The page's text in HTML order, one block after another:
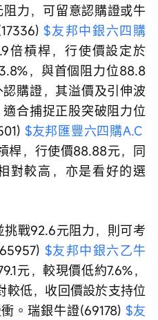
力，可留意認購證或牛
$友邦中銀六四購
倍槓桿，行使價設定於
，與首個阻力位88.8
購證，其溢價及引伸波
合捕捉正股突破阻力位
$友邦匯豐六四購A.C
桿，行使價88.88元，同
對較高，亦是看好的選
$友邦中銀六乙牛
元，較現價低約7.6%，
較低，收回價設於支持位
。瑞銀牛證(69178) $友